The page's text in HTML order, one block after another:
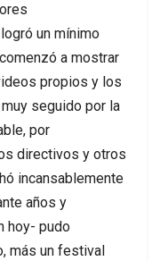
un mínimo
a mostrar
propios y los
seguido por la
por
directivos y otros
incansablemente
años y
hoy- pudo
más un festival